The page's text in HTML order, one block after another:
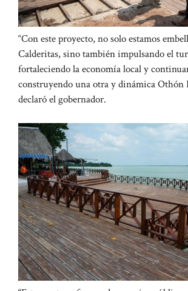
“Con este proyecto, no solo estamos
Calderitas, sino también impulsando el
fortaleciendo la economía local y
construyendo una otra y dinámica Othón
declaró el gobernador.